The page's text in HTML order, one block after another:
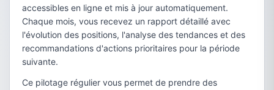
accessibles en ligne et mis à jour automatiquement.
Chaque mois, vous recevez un rapport détaillé avec
l'évolution des positions, l'analyse des tendances et des
recommandations d'actions prioritaires pour la période
suivante.
Ce pilotage régulier vous permet de prendre des